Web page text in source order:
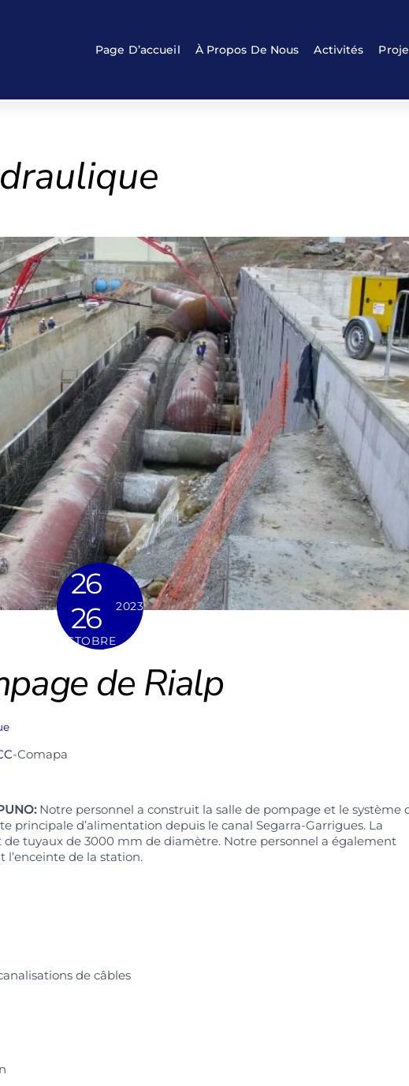
Page D’accueil À Propos De Nous Activités
26
26
OCTOBRE
2023
de Rialp
-Comapa
Notre personnel a construit la salle de pompage et le système
principale d’alimentation depuis le canal Segarra-Garrigues. La
tuyaux de 3000 mm de diamètre. Notre personnel a également
l’enceinte de la station.
de câbles
Top